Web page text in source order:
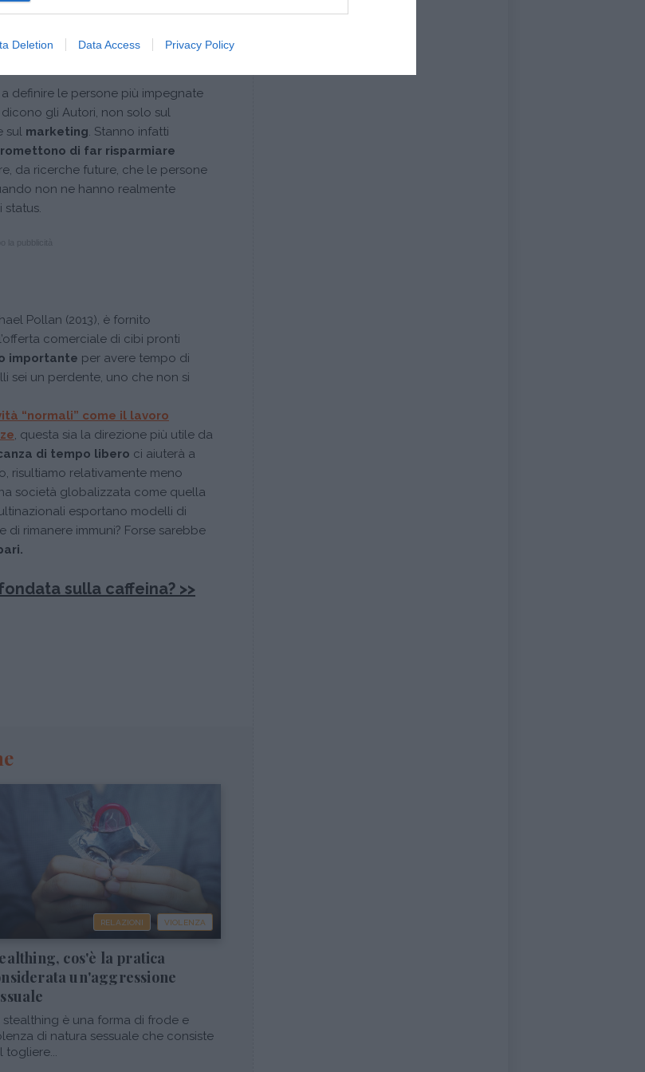
Deletion Data Access Privacy Policy
inseguono anche per la
di marketing
a definire le persone più impegnate
gli Autori, non solo sul
sul marketing. Stanno infatti
di far risparmiare
da ricerche future, che le persone
non ne hanno realmente
status.
Pollan (2013), è fornito
comerciale di cibi pronti
importante per avere tempo di
sei un perdente, uno che non si
“normali” come il lavoro
, questa sia la direzione più utile da
di tempo libero ci aiuterà a
risultiamo relativamente meno
società globalizzata come quella
esportano modelli di
rimanere immuni? Forse sarebbe
sulla caffeina? >>
RELAZIONI VIOLENZA
cos'è la pratica
un'aggressione
stealthing è una forma di frode e
di natura sessuale che consiste
togliere...